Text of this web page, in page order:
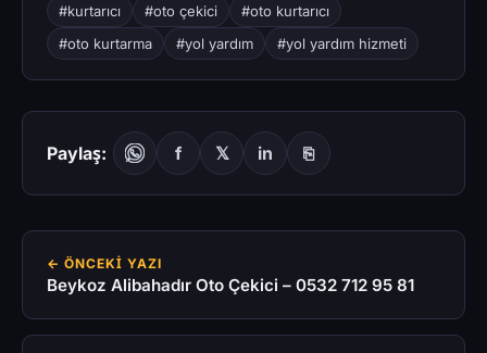
#kurtarıcı
#oto çekici
#oto kurtarıcı
#oto kurtarma
#yol yardım #yol yardım hizmeti
Paylaş: f 𝕏 in ⎘
← ÖNCEKI YAZI
Beykoz Alibahadır Oto Çekici – 0532 712 95 81